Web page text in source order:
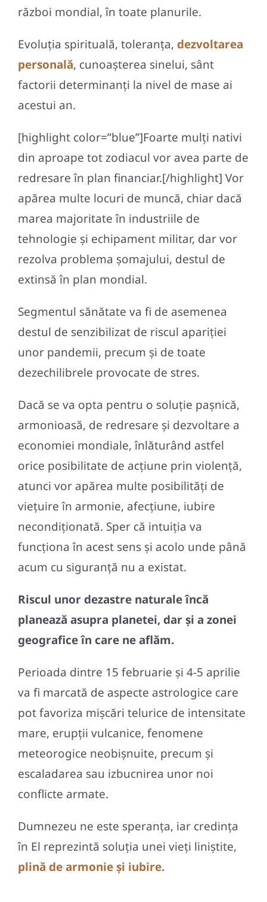
război mondial, în toate planurile.
Evoluția spirituală, toleranța, dezvoltarea
personală, cunoașterea sinelui, sânt
factorii determinanți la nivel de mase ai
acestui an.
[highlight color=”blue”]Foarte mulți nativi
din aproape tot zodiacul vor avea parte de
redresare în plan financiar.[/highlight] Vor
apărea multe locuri de muncă, chiar dacă
marea majoritate în industriile de
tehnologie și echipament militar, dar vor
rezolva problema șomajului, destul de
extinsă în plan mondial.
Segmentul sănătate va fi de asemenea
destul de senzibilizat de riscul apariției
unor pandemii, precum și de toate
dezechilibrele provocate de stres.
Dacă se va opta pentru o soluție pașnică,
armonioasă, de redresare și dezvoltare a
economiei mondiale, înlăturând astfel
orice posibilitate de acțiune prin violență,
atunci vor apărea multe posibilități de
viețuire în armonie, afecțiune, iubire
necondiționată. Sper că intuiția va
funcționa în acest sens și acolo unde până
acum cu siguranță nu a existat.
Riscul unor dezastre naturale încă
planează asupra planetei, dar și a zonei
geografice în care ne aflăm.
Perioada dintre 15 februarie și 4-5 aprilie
va fi marcată de aspecte astrologice care
pot favoriza mișcări telurice de intensitate
mare, erupții vulcanice, fenomene
meteorogice neobișnuite, precum și
escaladarea sau izbucnirea unor noi
conflicte armate.
Dumnezeu ne este speranța, iar credința
în El reprezintă soluția unei vieți liniștite,
plină de armonie și iubire.